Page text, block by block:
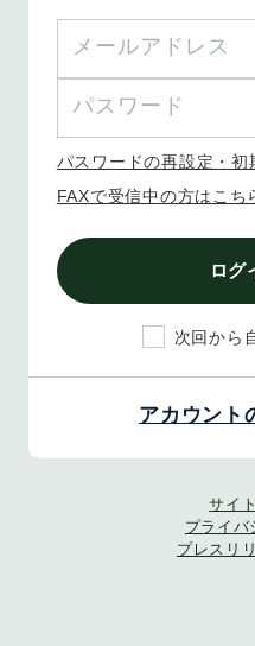
パスワードの再設定・初
FAXで受信中の方はこち
ログ
次回から
アカウント
サイ
プライバ
プレスリ